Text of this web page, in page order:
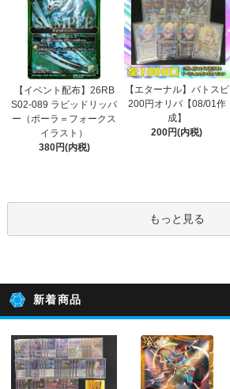
【イベント配布】26RB
S02-089 ラピッドリッパ
ー（ポーラ＝フォークス
イラスト）
380円(内税)
【エターナル】バトスピ
200円オリパ【08/01作
成】
200円(内税)
もっと見る
新着商品